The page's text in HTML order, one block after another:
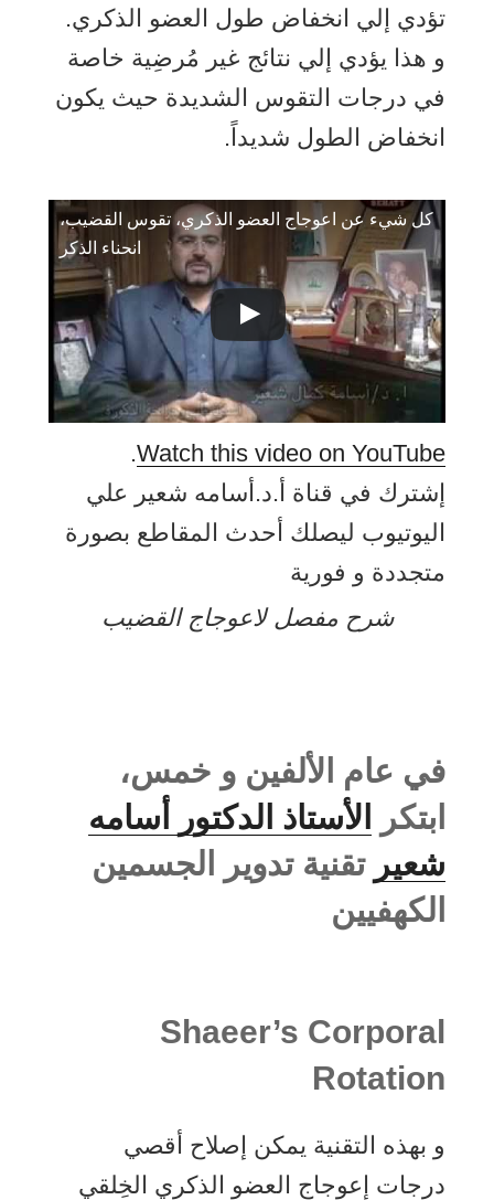
تؤدي إلي انخفاض طول العضو الذكري.
و هذا يؤدي إلي نتائج غير مُرضِية خاصة
في درجات التقوس الشديدة حيث يكون
انخفاض الطول شديداً.
كل شيء عن اعوجاج العضو الذكري، تقوس القضيب،
انحناء الذكر
Watch this video on YouTube
.
إشترك في قناة أ.د.أسامه شعير علي
اليوتيوب ليصلك أحدث المقاطع بصورة
متجددة و فورية
شرح مفصل لاعوجاج القضيب
في عام الألفين و خمس،
ابتكر
الأستاذ الدكتور أسامه
شعير تقنية تدوير الجسمين
الكهفيين
Shaeer’s Corporal
Rotation
و بهذه التقنية يمكن إصلاح أقصي
درجات إعوجاج العضو الذكري الخِلقي